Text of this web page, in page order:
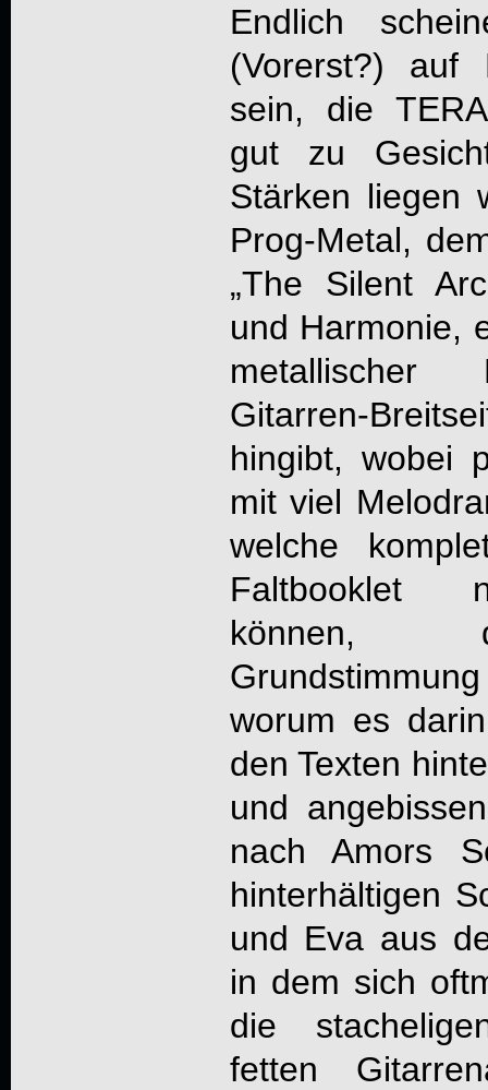
Endlich
(Vorerst?)
sein, die
gut zu
Stärken liegen
Prog-Metal,
„The Silent
und Harmonie,
metallischer
Gitarren-
hingibt, wobei
mit viel
welche
Faltbooklet
können,
worum es
den Texten
und
nach Amors
hinterhältigen
und Eva aus
in dem sich
die
fetten